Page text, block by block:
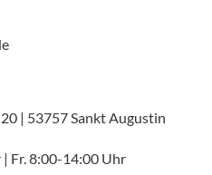
| 53757 Sankt Augustin
Fr. 8:00-14:00 Uhr